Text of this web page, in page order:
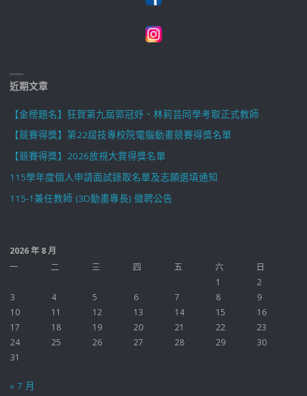
近期文章
【金榜題名】狂賀第九屆郭冠妤、林莉芸同學考取正式教師
【競賽得獎】第22屆技專校院電腦動畫競賽得獎名單
【競賽得獎】2026放視大賞得獎名單
115學年度個人申請面試錄取名單及志願選填通知
115-1兼任教師 (3D動畫專長) 徵聘公告
2026 年 8 月
一
二 三 四 五 六
日
1
2
3
4 5 6 7 8
9
10
11 12 13 14 15
16
17
18 19 20 21 22
23
24
25 26 27 28 29
30
31
« 7 月